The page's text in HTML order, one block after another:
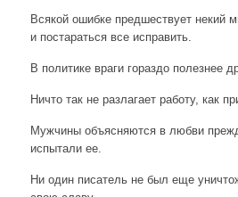
Всякой ошибке предшествует некий
и постараться все исправить.
В политике враги гораздо полезнее
Ничто так не разлагает работу, как
Мужчины объясняются в любви
испытали ее.
Ни один писатель не был еще